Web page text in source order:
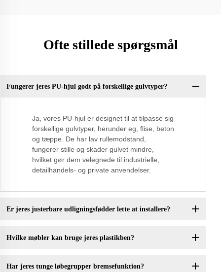
Ofte stillede spørgsmål
Fungerer jeres PU-hjul godt på forskellige gulvtyper?
Ja, vores PU-hjul er designet til at tilpasse sig
forskellige gulvtyper, herunder eg, flise, beton
og tæppe. De har lav rullemodstand,
fungerer stille og skader gulvet mindre,
hvilket gør dem velegnede til industrielle,
detailhandels- og private anvendelser.
Er jeres justerbare udligningsfødder lette at installere?
Hvilke møbler kan bruge jeres plastikben?
Har jeres tunge løbegrupper bremsefunktion?